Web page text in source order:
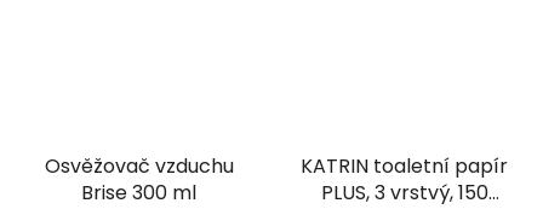
Osvěžovač vzduchu
Brise 300 ml
KATRIN toaletní papír
PLUS, 3 vrstvý, 150